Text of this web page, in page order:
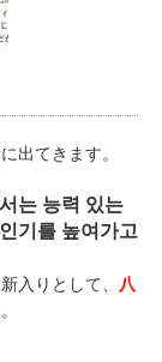
出てきます。
는 능력 있는
기를 높여가고
入りとして、 八